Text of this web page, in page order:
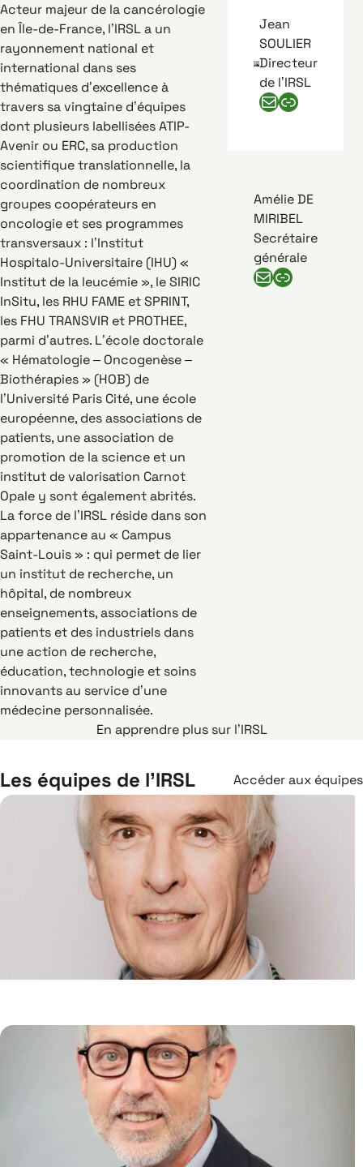
Acteur majeur de la cancérologie
en Île-de-France, l’IRSL a un
rayonnement national et
international dans ses
thématiques d’excellence à
travers sa vingtaine d’équipes
dont plusieurs labellisées ATIP-
Avenir ou ERC, sa production
scientifique translationnelle, la
coordination de nombreux
groupes coopérateurs en
oncologie et ses programmes
transversaux : l’Institut
Hospitalo-Universitaire (IHU) «
Institut de la leucémie », le SIRIC
InSitu, les RHU FAME et SPRINT,
les FHU TRANSVIR et PROTHEE,
parmi d’autres. L’école doctorale
« Hématologie – Oncogenèse –
Biothérapies » (HOB) de
l’Université Paris Cité, une école
européenne, des associations de
patients, une association de
promotion de la science et un
institut de valorisation Carnot
Opale y sont également abrités.
La force de l’IRSL réside dans son
appartenance au « Campus
Saint-Louis » : qui permet de lier
un institut de recherche, un
hôpital, de nombreux
enseignements, associations de
patients et des industriels dans
une action de recherche,
éducation, technologie et soins
innovants au service d’une
médecine personnalisée.
Jean
SOULIER
Directeur
de l’IRSL
E-mail de Jean Soulier
Numéro de téléphone de Jean Soulier
Amélie DE
MIRIBEL
Secrétaire
générale
E-mail d'Amélie de miribel
Numéro de téléphone d'Amélie de miribel
En apprendre plus sur l’IRSL
Les équipes de l’IRSL Accéder aux équipes